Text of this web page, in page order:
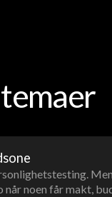
noen får makt,